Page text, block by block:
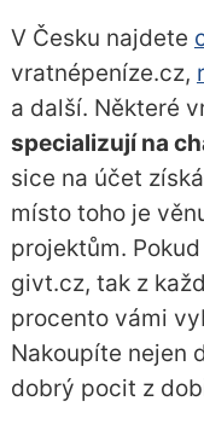
V Česku najdete
vratnépeníze.cz,
a další. Některé
specializují na
sice na účet
místo toho je
projektům.
givt.cz, tak z
procento vámi
Nakoupíte nejen
dobrý pocit z